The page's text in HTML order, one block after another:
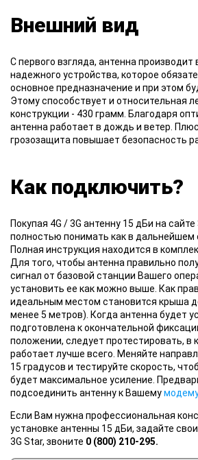
Внешний вид
С первого взгляда, антенна производит
надежного устройства, которое
основное предназначение и при этом
Этому способствует и относительная
конструкции - 430 грамм. Благодаря
антенна работает в дождь и ветер.
грозозащита повышает безопасность
Как подключить?
Покупая 4G / 3G антенну 15 дБи на
полностью понимать как в дальнейшем
Полная инструкция находится в
Для того, чтобы антенна правильно
сигнал от базовой станции Вашего
установить ее как можно выше. Как
идеальным местом становится крыша
менее 5 метров). Когда антенна будет
подготовлена к окончательной
положении, следует протестировать, в
работает лучше всего. Меняйте
15 градусов и тестируйте скорость,
будет максимальное усиление.
подсоединить антенну к Вашему
Если Вам нужна профессиональная
установке антенны 15 дБи, задайте
3G Star, звоните 0 (800) 210-295.